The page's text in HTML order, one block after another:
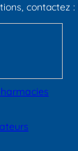
contactez :